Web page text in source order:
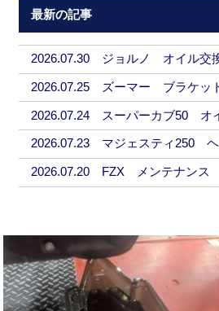
最新の記事
2026.07.30 ジョルノ オイル交
2026.07.25 ズーマー ブラケッ
2026.07.24 スーパーカブ50 オ
2026.07.23 マジェスティ250 ヘ
2026.07.20 FZX メンテナンス